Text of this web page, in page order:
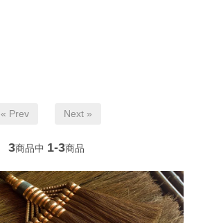
« Prev Next »
3商品中 1-3商品